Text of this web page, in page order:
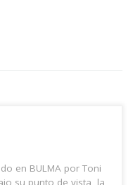
en BULMA por Toni
su punto de vista, la